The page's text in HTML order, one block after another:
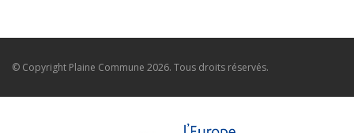
© Copyright Plaine Commune 2026. Tous droits réservés.